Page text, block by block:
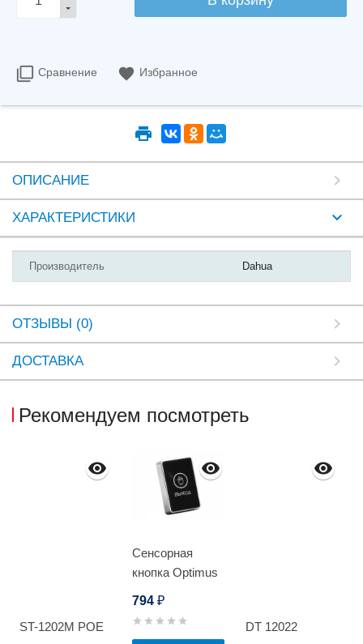
Сравнение Избранное
ОПИСАНИЕ
ХАРАКТЕРИСТИКИ
Производитель Dahua
ОТЗЫВЫ (0)
ДОСТАВКА
Рекомендуем посмотреть
ST-1202M POE
Сенсорная
кнопка Optimus
794₽
DT 12022